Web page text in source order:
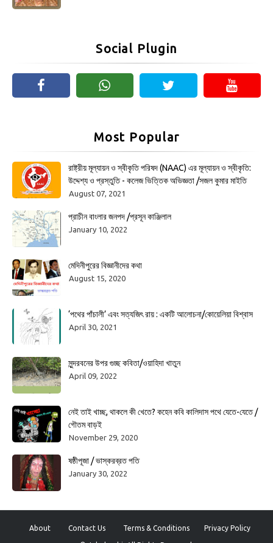
Social Plugin
Most Popular
রাষ্ট্রীয় মূল্যায়ন ও স্বীকৃতি পরিষদ (NAAC) এর মূল্যায়ন ও স্বীকৃতি:
উদ্দেশ্য ও প্রস্তুতি - কলেজ ভিত্তিক অভিজ্ঞতা /সজল কুমার মাইতি
August 07, 2021
প্রাচীন বাংলার জনপদ /প্রসূন কাঞ্জিলাল
January 10, 2022
মেদিনীপুরের বিজ্ঞানীদের কথা
August 15, 2020
‘পথের পাঁচালী’ এবং সত্যজিৎ রায় : একটি আলোচনা/কোয়েলিয়া বিশ্বাস
April 30, 2021
সুন্দরবনের উপর গুচ্ছ কবিতা/ওয়াহিদা খাতুন
April 09, 2022
নেই তাই খাচ্ছ, থাকলে কী খেতে? কহেন কবি কালিদাস পথে যেতে-যেতে /
গৌতম বাড়ই
November 29, 2020
ষষ্ঠীপূজা / ভাস্করব্রত পতি
January 30, 2022
About Contact Us Terms & Conditions Privacy Policy